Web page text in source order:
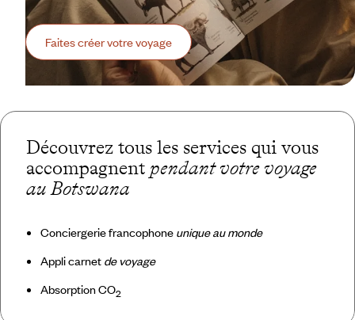
Faites créer votre voyage
Découvrez tous les services qui vous
accompagnent pendant votre voyage
au Botswana
Conciergerie francophone unique au monde
Appli carnet de voyage
Absorption CO2